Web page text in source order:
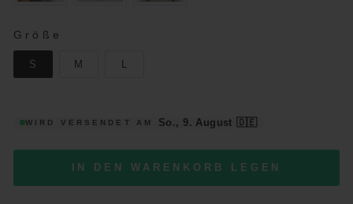
GRÖSSE
Größe
S M L
WIRD VERSENDET AM So., 9. August 🇩🇪
IN DEN WARENKORB LEGEN